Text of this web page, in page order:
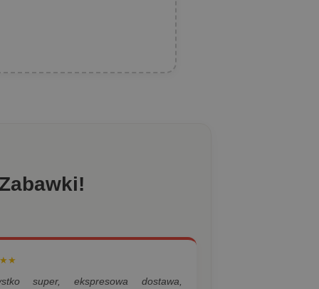
super, ekspresowa dostawa,